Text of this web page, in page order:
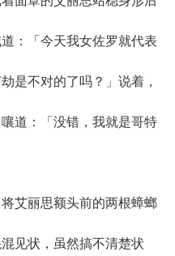
：「今天我女佐罗就代表
是不对的了吗？」说着，
道：「没错，我就是哥特
艾丽思额头前的两根蟑螂
见状，虽然搞不清楚状